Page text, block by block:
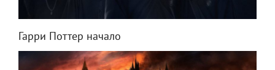
Гарри Поттер начало